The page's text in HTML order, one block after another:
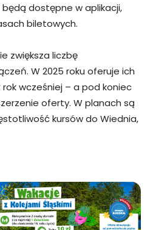
będą dostępne w aplikacji,
biletowych.
zwiększa liczbę
W 2025 roku oferuje ich
rok wcześniej – a pod koniec
oferty. W planach są
kursów do Wiednia,